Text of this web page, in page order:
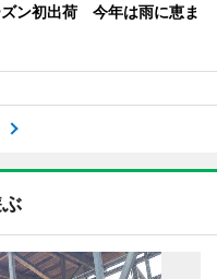
ズン初出荷 今年は雨に恵ま